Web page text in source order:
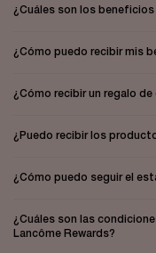
¿Cuáles son los beneficios
¿Cómo puedo recibir mis
¿Cómo recibir un regalo de
¿Puedo recibir los
¿Cómo puedo seguir el
¿Cuáles son las
Lancôme Rewards?